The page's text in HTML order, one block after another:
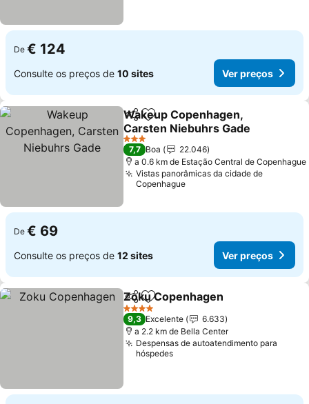
De € 124
Consulte os preços de 10 sites Ver preços
PartilharAdicionar aos favoritos
Wakeup Copenhagen,
Carsten Niebuhrs Gade
3 Estrelas
7,7 Boa
22.046
a 0.6 km de Estação Central de Copenhague
Vistas panorâmicas da cidade de
Copenhague
De € 69
Consulte os preços de 12 sites Ver preços
PartilharAdicionar aos favoritos
Zoku Copenhagen
4 Estrelas
9,3 Excelente
6.633
a 2.2 km de Bella Center
Despensas de autoatendimento para
hóspedes